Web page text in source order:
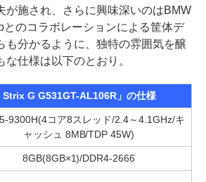
が施され、さらに興味深いのはBMW
とのコラボレーションによる筐体デ
も分かるように、独特の雰囲気を醸
な仕様は以下のとおり。
Strix G G531GT-AL106R」の仕様
9300H(4コア8スレッド/2.4～4.1GHz/キ
ャッシュ 8MB/TDP 45W)
8GB(8GB×1)/DDR4-2666